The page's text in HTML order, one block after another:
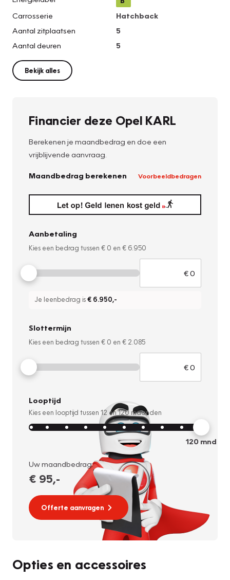
Carrosserie
Hatchback
Aantal zitplaatsen
5
Aantal deuren
5
Bekijk alles
Financier deze Opel KARL
Berekenen je maandbedrag en doe een
vrijblijvende aanvraag.
Maandbedrag berekenen Voorbeeldbedragen
Aanbetaling
Kies een bedrag tussen € 0 en € 6.950
Je leenbedrag is€ 6.950,-
Slottermijn
Kies een bedrag tussen € 0 en € 2.085
Looptijd
Kies een looptijd tussen 12 en120 maanden
120mnd
Uw maandbedrag:
€ 95,-
Offerte aanvragen
Opties en accessoires